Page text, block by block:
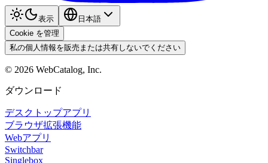
表示
日本語
Cookie を管理
私の個人情報を販売または共有しないでください
© 2026 WebCatalog, Inc.
ダウンロード
デスクトップアプリ
ブラウザ拡張機能
Webアプリ
Switchbar
Singlebox